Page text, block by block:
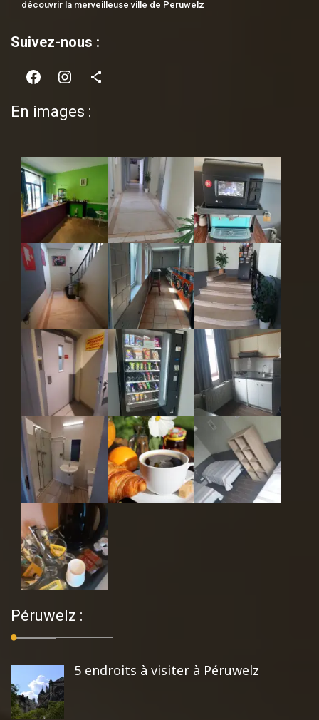
découvrir la merveilleuse ville de Peruwelz
Suivez-nous :
Facebook Instagram Share Icon
En images :
Péruwelz :
5 endroits à visiter à Péruwelz